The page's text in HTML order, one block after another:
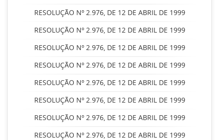
RESOLUÇÃO Nº 2.976, DE 12 DE ABRIL DE 1999
RESOLUÇÃO Nº 2.976, DE 12 DE ABRIL DE 1999
RESOLUÇÃO Nº 2.976, DE 12 DE ABRIL DE 1999
RESOLUÇÃO Nº 2.976, DE 12 DE ABRIL DE 1999
RESOLUÇÃO Nº 2.976, DE 12 DE ABRIL DE 1999
RESOLUÇÃO Nº 2.976, DE 12 DE ABRIL DE 1999
RESOLUÇÃO Nº 2.976, DE 12 DE ABRIL DE 1999
RESOLUÇÃO Nº 2.976, DE 12 DE ABRIL DE 1999